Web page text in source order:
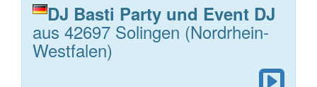
DJ Basti Party und Event DJ
aus 42697 Solingen (Nordrhein-
Westfalen)